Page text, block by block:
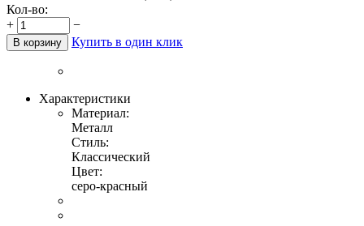
Кол-во:
+
−
В корзину Купить в один клик
Характеристики
Материал:
Металл
Стиль:
Классический
Цвет:
серо-красный